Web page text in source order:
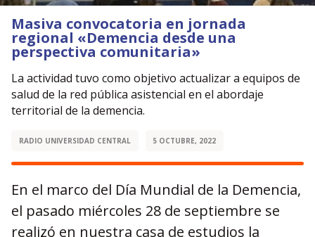
Masiva convocatoria en jornada
regional «Demencia desde una
perspectiva comunitaria»
La actividad tuvo como objetivo actualizar a equipos de
salud de la red pública asistencial en el abordaje
territorial de la demencia.
RADIO UNIVERSIDAD CENTRAL 5 OCTUBRE, 2022
En el marco del Día Mundial de la Demencia,
el pasado miércoles 28 de septiembre se
realizó en nuestra casa de estudios la